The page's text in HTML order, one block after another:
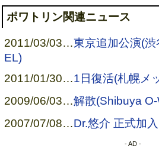
ポワトリン関連ニュース
2011/03/03…東京追加公演(
EL)
2011/01/30…1日復活(札幌メ
2009/06/03…解散(Shibuya
2007/07/08…Dr.悠介 正式加入
- AD -